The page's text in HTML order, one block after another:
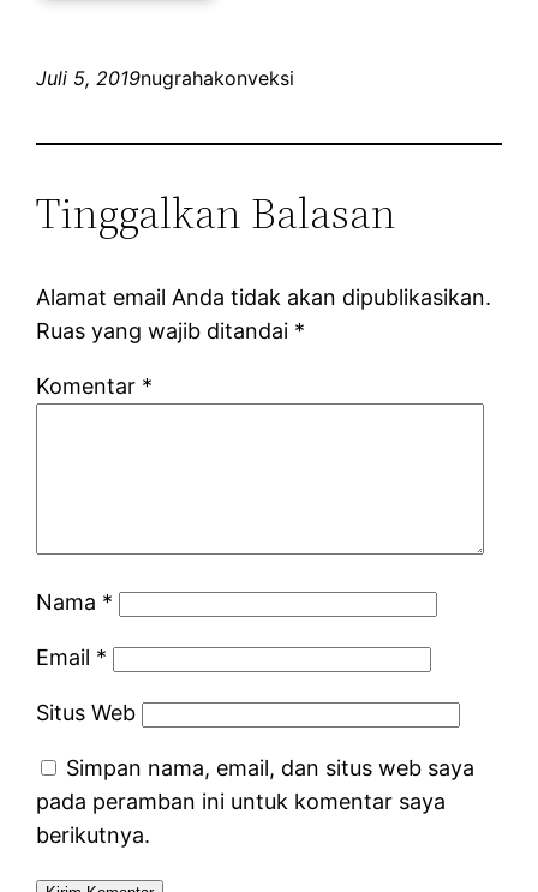
Juli 5, 2019nugrahakonveksi
Tinggalkan Balasan
Alamat email Anda tidak akan dipublikasikan.
Ruas yang wajib ditandai *
Komentar *
Nama *
Email *
Situs Web
Simpan nama, email, dan situs web saya
pada peramban ini untuk komentar saya
berikutnya.